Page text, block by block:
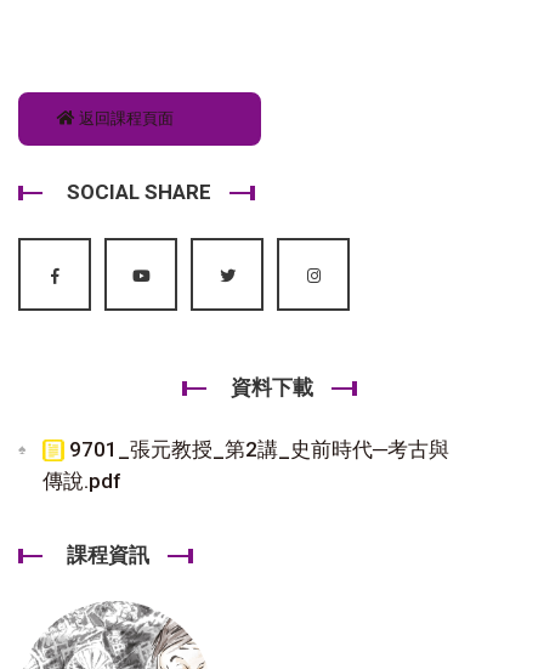
返回課程頁面
SOCIAL SHARE
資料下載
9701_張元教授_第2講_史前時代─考古與
傳說.pdf
課程資訊